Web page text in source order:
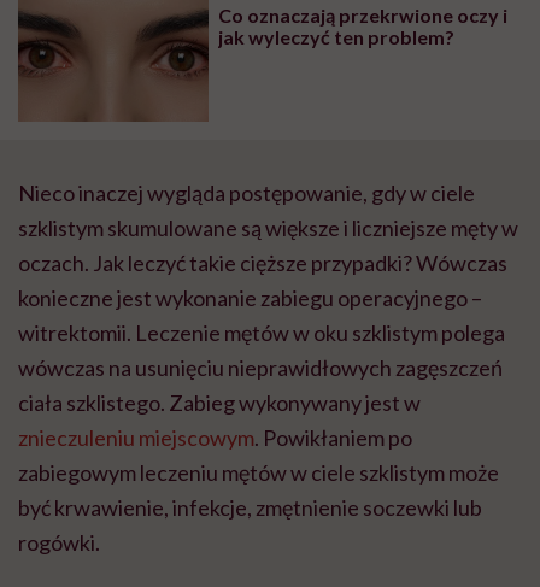
Co oznaczają przekrwione oczy i
jak wyleczyć ten problem?
Nieco inaczej wygląda postępowanie, gdy w ciele
szklistym skumulowane są większe i liczniejsze męty w
oczach. Jak leczyć takie cięższe przypadki? Wówczas
konieczne jest wykonanie zabiegu operacyjnego –
witrektomii. Leczenie mętów w oku szklistym polega
wówczas na usunięciu nieprawidłowych zagęszczeń
ciała szklistego. Zabieg wykonywany jest w
znieczuleniu miejscowym. Powikłaniem po
zabiegowym leczeniu mętów w ciele szklistym może
być krwawienie, infekcje, zmętnienie soczewki lub
rogówki.